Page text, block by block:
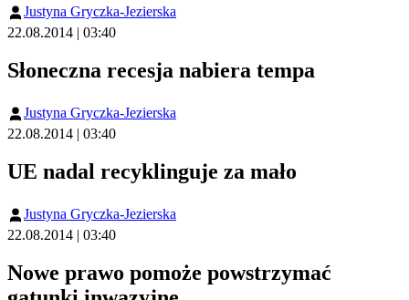
Justyna Gryczka-Jezierska
22.08.2014 | 03:40
Słoneczna recesja nabiera tempa
Justyna Gryczka-Jezierska
22.08.2014 | 03:40
UE nadal recyklinguje za mało
Justyna Gryczka-Jezierska
22.08.2014 | 03:40
Nowe prawo pomoże powstrzymać